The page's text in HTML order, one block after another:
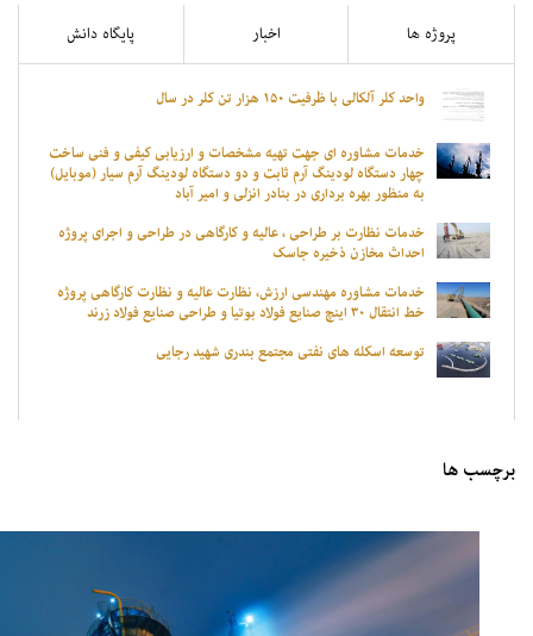
پروژه ها اخبار پایگاه دانش
واحد کلر آلکالی با ظرفیت ۱۵۰ هزار تن کلر در سال
خدمات مشاوره ای جهت تهیه مشخصات و ارزیابی کیفی و فنی ساخت
چهار دستگاه لودینگ آرم ثابت و دو دستگاه لودینگ آرم سیار (موبایل)
به منظور بهره برداری در بنادر انزلی و امیر آباد
خدمات نظارت بر طراحی ، عالیه و کارگاهی در طراحی و اجرای پروژه
احداث مخازن ذخیره جاسک
خدمات مشاوره مهندسی ارزش، نظارت عالیه و نظارت کارگاهی پروژه
خط انتقال ۳۰ اینچ صنایع فولاد بوتیا و طراحی صنایع فولاد زرند
توسعه اسکله های نفتی مجتمع بندری شهید رجایی
برچسب ها